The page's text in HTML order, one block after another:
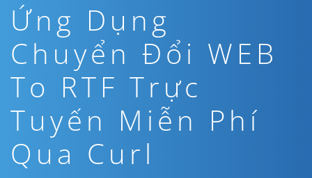
Ứng Dụng
Chuyển Đổi WEB
To RTF Trực
Tuyến Miễn Phí
Qua Curl